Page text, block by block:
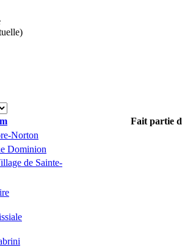
Fait partie
Norton
Dominion
de Sainte-